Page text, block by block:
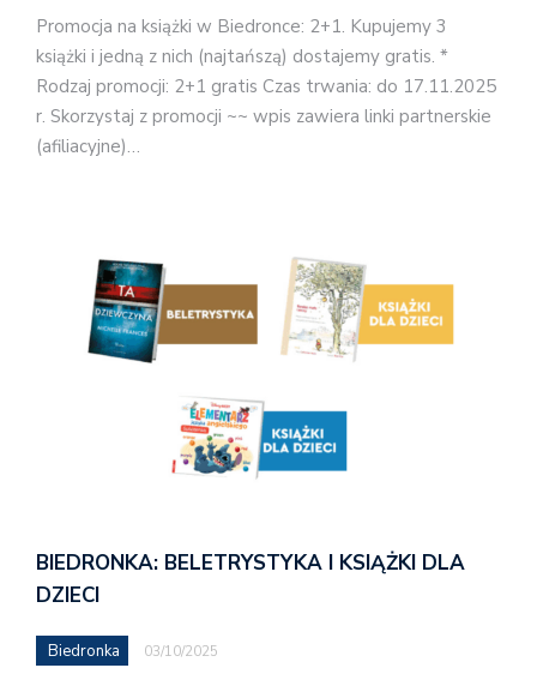
Promocja na książki w Biedronce: 2+1. Kupujemy 3
książki i jedną z nich (najtańszą) dostajemy gratis. *
Rodzaj promocji: 2+1 gratis Czas trwania: do 17.11.2025
r. Skorzystaj z promocji ~~ wpis zawiera linki partnerskie
(afiliacyjne)…
BIEDRONKA: BELETRYSTYKA I KSIĄŻKI DLA
DZIECI
Biedronka 03/10/2025